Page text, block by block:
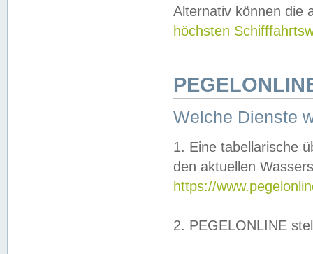
Alternativ können die
höchsten
Welche Dienste
1. Eine tabellarische
den aktuellen
https://
2. PEGELONLINE